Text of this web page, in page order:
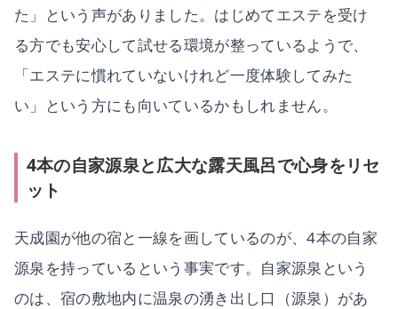
た」という声がありました。はじめてエステを受け
る方でも安心して試せる環境が整っているようで、
「エステに慣れていないけれど一度体験してみた
い」という方にも向いているかもしれません。
4本の自家源泉と広大な露天風呂で心身をリセ
ット
天成園が他の宿と一線を画しているのが、4本の自家
源泉を持っているという事実です。自家源泉という
のは、宿の敷地内に温泉の湧き出し口（源泉）があ